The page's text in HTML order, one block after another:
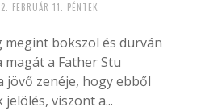
FEBRUÁR 11. PÉNTEK
megint bokszol és durván
a Father Stu
jövő zenéje, hogy ebből
viszont a...